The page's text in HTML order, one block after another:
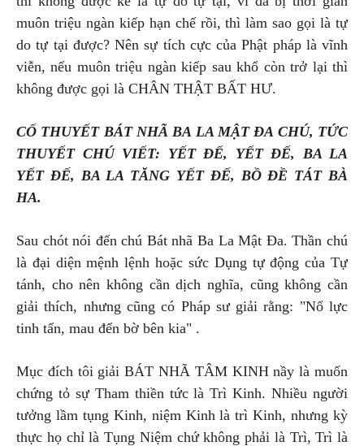
muôn triệu ngàn kiếp hạn chế rồi, thì làm sao gọi là tự
do tự tại được? Nên sự tích cực của Phật pháp là vĩnh
viễn, nếu muôn triệu ngàn kiếp sau khổ còn trở lại thì
không được gọi là CHÂN THẬT BẤT HƯ.
CỐ THUYẾT BÁT NHÃ BA LA MẬT ĐA CHÚ, TỨC
THUYẾT CHÚ VIẾT: YẾT ĐẾ, YẾT ĐẾ, BA LA
YẾT ĐẾ, BA LA TĂNG YẾT ĐẾ, BỒ ĐỀ TÁT BÀ
HA.
Sau chót nói đến chú Bát nhã Ba La Mật Đa. Thần chú
là đại diện mệnh lệnh hoặc sức Dụng tự động của Tự
tánh, cho nên không cần dịch nghĩa, cũng không cần
giải thích, nhưng cũng có Pháp sư giải rằng: "Nổ lực
tinh tấn, mau đến bờ bên kia" .
Mục đích tôi giải BÁT NHÃ TÂM KINH nầy là muốn
chứng tỏ sự Tham thiền tức là Trì Kinh. Nhiều người
tưởng lầm tụng Kinh, niệm Kinh là trì Kinh, nhưng kỳ
thực họ chỉ là Tụng Niệm chứ không phải là Trì, Trì là